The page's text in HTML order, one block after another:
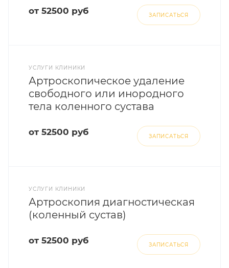
от 52500 руб ЗАПИСАТЬСЯ
УСЛУГИ КЛИНИКИ
Артроскопическое удаление
свободного или инородного
тела коленного сустава
от 52500 руб ЗАПИСАТЬСЯ
УСЛУГИ КЛИНИКИ
Артроскопия диагностическая
(коленный сустав)
от 52500 руб ЗАПИСАТЬСЯ